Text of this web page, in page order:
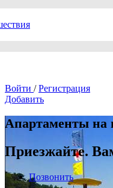
Войти / Регистрация
Добавить
Апартаменты на
Приезжайте.
Позвонить